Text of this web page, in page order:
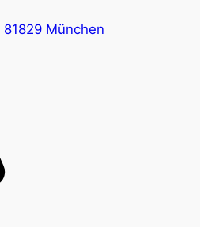
81829 München